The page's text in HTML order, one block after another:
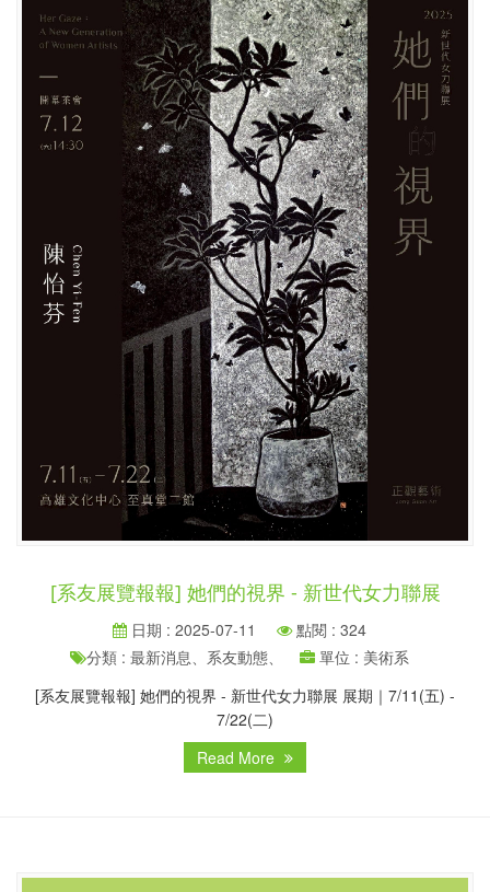
[系友展覽報報] 她們的視界 - 新世代女力聯展
日期 : 2025-07-11
點閱 : 324
分類 : 最新消息、系友動態、
單位 : 美術系
[系友展覽報報] 她們的視界 - 新世代女力聯展 展期｜7/11(五) -
7/22(二)
Read More